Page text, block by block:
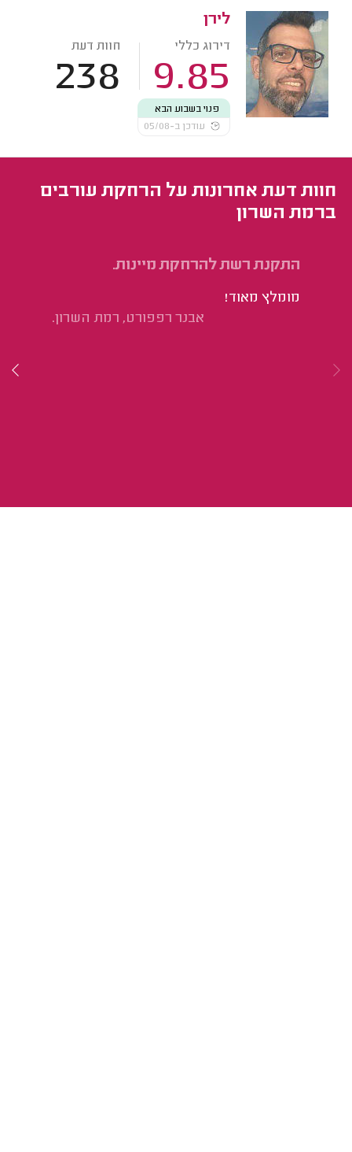
לירן
דירוג כללי
9.85
חוות דעת
238
פנוי בשבוע הבא
עודכן ב-05/08
חוות דעת אחרונות על הרחקת עורבים
ברמת השרון
התקנת רשת להרחקת מיינות.
מומלץ מאוד!
אבנר רפפורט, רמת השרון.